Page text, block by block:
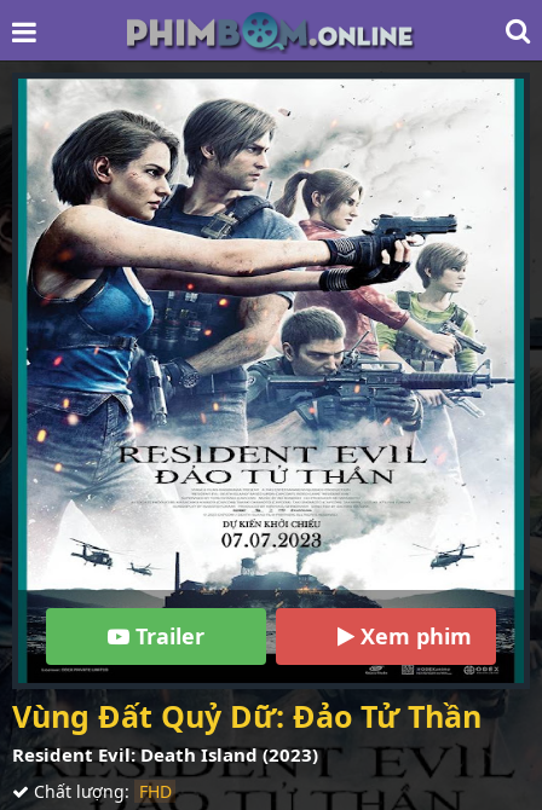
Trailer Xem phim
Vùng Đất Quỷ Dữ: Đảo Tử Thần
Resident Evil: Death Island (2023)
Chất lượng: FHD